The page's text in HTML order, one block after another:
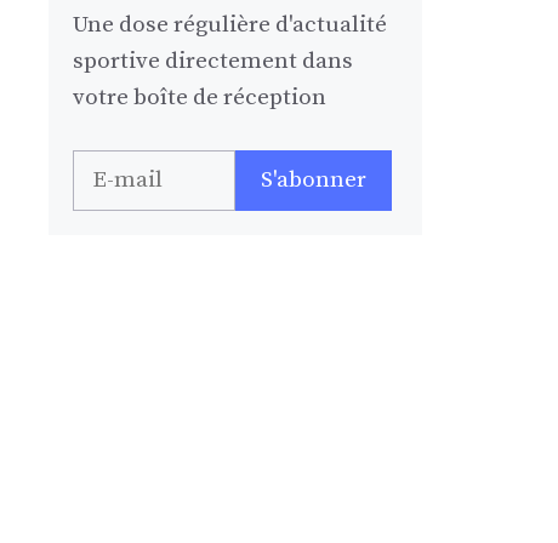
Une dose régulière d'actualité
sportive directement dans
votre boîte de réception